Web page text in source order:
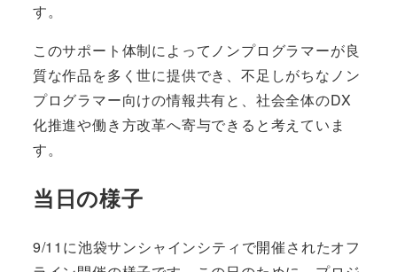
す。
このサポート体制によってノンプログラマーが良
質な作品を多く世に提供でき、不足しがちなノン
プログラマー向けの情報共有と、社会全体のDX
化推進や働き方改革へ寄与できると考えていま
す。
当日の様子
9/11に池袋サンシャインシティで開催されたオフ